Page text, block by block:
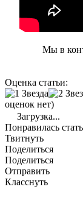
Мы в
Оценка статьи:
оценок нет)
Загрузка...
Понравилась
Твитнуть
Поделиться
Поделиться
Отправить
Класснуть